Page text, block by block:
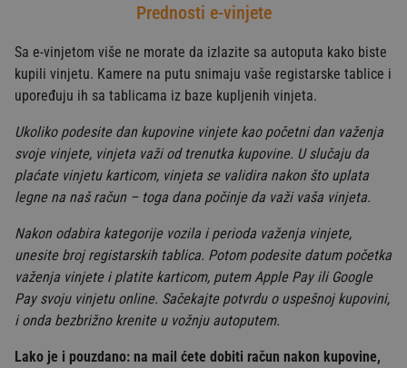
Prednosti e-vinjete
Sa e-vinjetom više ne morate da izlazite sa autoputa kako biste
kupili vinjetu. Kamere na putu snimaju vaše registarske tablice i
upoređuju ih sa tablicama iz baze kupljenih vinjeta.
Ukoliko podesite dan kupovine vinjete kao početni dan važenja
svoje vinjete, vinjeta važi od trenutka kupovine. U slučaju da
plaćate vinjetu karticom, vinjeta se validira nakon što uplata
legne na naš račun – toga dana počinje da važi vaša vinjeta.
Nakon odabira kategorije vozila i perioda važenja vinjete,
unesite broj registarskih tablica. Potom podesite datum početka
važenja vinjete i platite karticom, putem Apple Pay ili Google
Pay svoju vinjetu online. Sačekajte potvrdu o uspešnoj kupovini,
i onda bezbrižno krenite u vožnju autoputem.
Lako je i pouzdano: na mail ćete dobiti račun nakon kupovine,